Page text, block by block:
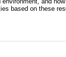
based on these